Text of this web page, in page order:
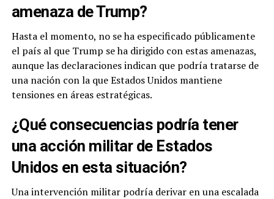
amenaza de Trump?
Hasta el momento, no se ha especificado públicamente
el país al que Trump se ha dirigido con estas amenazas,
aunque las declaraciones indican que podría tratarse de
una nación con la que Estados Unidos mantiene
tensiones en áreas estratégicas.
¿Qué consecuencias podría tener
una acción militar de Estados
Unidos en esta situación?
Una intervención militar podría derivar en una escalada